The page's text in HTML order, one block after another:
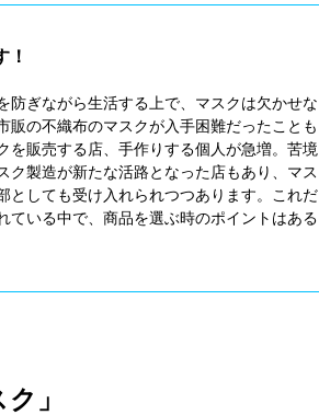
！
防ぎながら生活する上で、マスクは欠かせな
販の不織布のマスクが入手困難だったことも
を販売する店、手作りする個人が急増。苦境
ク製造が新たな活路となった店もあり、マス
としても受け入れられつつあります。これだ
ている中で、商品を選ぶ時のポイントはある
」